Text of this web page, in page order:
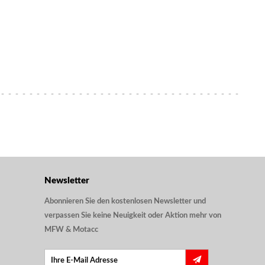
Newsletter
Abonnieren Sie den kostenlosen Newsletter und
verpassen Sie keine Neuigkeit oder Aktion mehr von
MFW & Motacc